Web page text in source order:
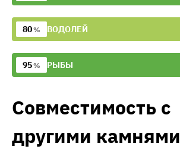
80% ВОДОЛЕЙ
95% РЫБЫ
Совместимость с
другими камнями